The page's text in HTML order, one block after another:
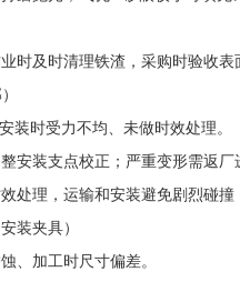
时及时清理铁渣，采购时验收表
装时受力不均、未做时效处理。
安装支点校正；严重变形需返厂
处理，运输和安装避免剧烈碰撞
装夹具）
、加工时尺寸偏差。